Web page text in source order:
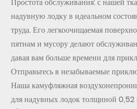
надувную лодку в идеальном
труда. Его легкоочищаемая
пятнам и мусору делают
давая вам больше времени для
Отправьтесь в незабываемые
Наша камуфляжная
для надувных лодок толщиной